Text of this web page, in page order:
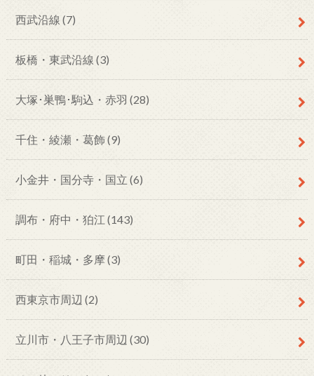
西武沿線 (7)
板橋・東武沿線 (3)
大塚･巣鴨･駒込・赤羽 (28)
千住・綾瀬・葛飾(9)
小金井・国分寺・国立 (6)
調布・府中・狛江 (143)
町田・稲城・多摩(3)
西東京市周辺 (2)
立川市・八王子市周辺 (30)